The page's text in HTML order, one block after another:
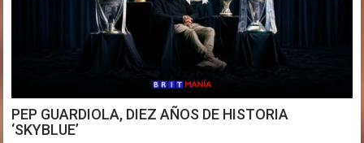
PEP GUARDIOLA, DIEZ AÑOS DE HISTORIA
‘SKYBLUE’